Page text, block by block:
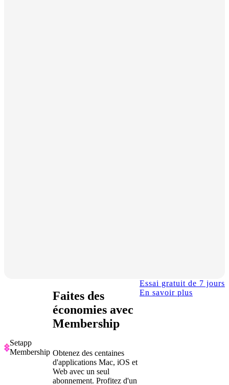
Setapp
Membership
Faites des
économies avec
Membership
Obtenez des centaines
d'applications Mac, iOS et
Web avec un seul
abonnement. Profitez d'un
Essai gratuit de 7 jours
En savoir plus